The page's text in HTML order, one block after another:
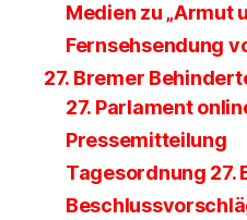
Medien zu „Armut
Fernsehsendung
27. Bremer
27. Parlament
Pressemitteilung
Tagesordnung